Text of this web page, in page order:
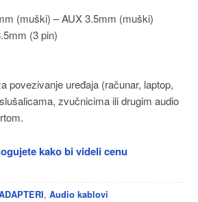
(muški) – AUX 3.5mm (muški)
(3 pin)
povezivanje uređaja (računar, laptop,
zvučnicima ili drugim audio
kako bi videli cenu
, Audio kablovi